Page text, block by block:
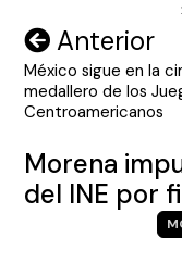
Navegación
de
entradas
Anterior
México sigue en la
medallero de los
Centroamericanos
Morena
del INE por